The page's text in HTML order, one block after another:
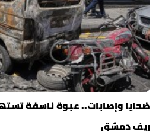
ضحايا وإصابات.. عبوة ناسفة
ريف دمشق